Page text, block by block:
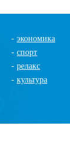
- экономика
- спорт
- релакс
- культура